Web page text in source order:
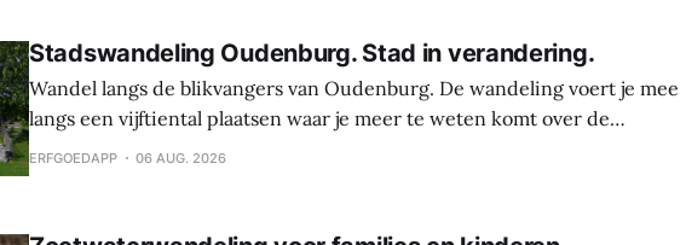
Stadswandeling Oudenburg. Stad in verandering.
Wandel langs de blikvangers van Oudenburg. De wandeling voert je mee
langs een vijftiental plaatsen waar je meer te weten komt over de
geschiedenis, weetjes en toekomstplannen van de bijzonderste plekken in
ERFGOEDAPP 06 AUG. 2026